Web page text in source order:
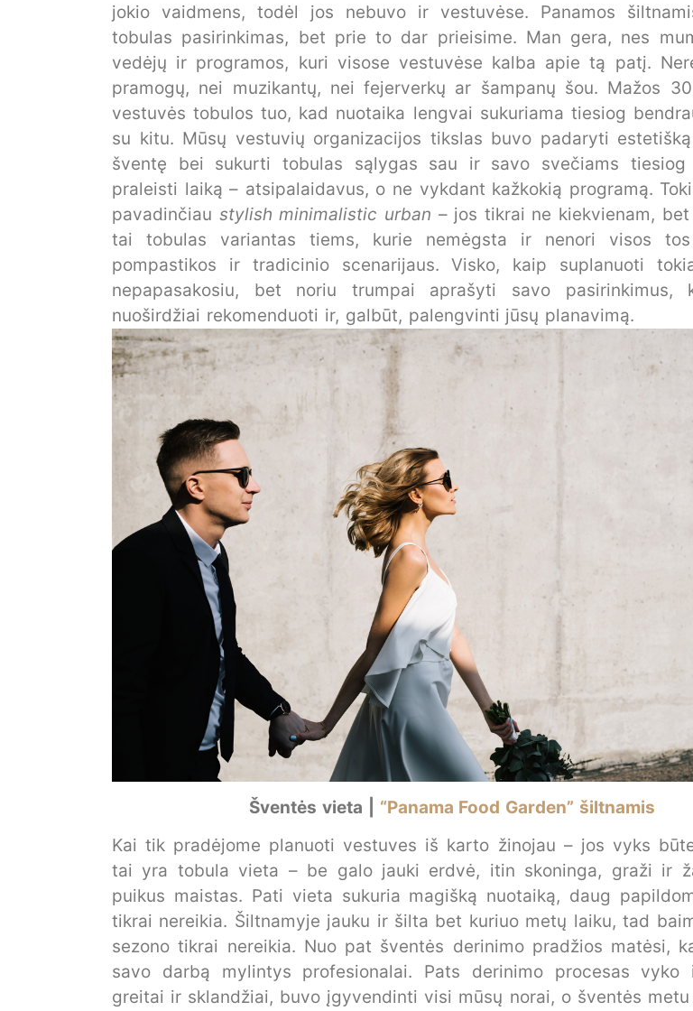
jokio vaidmens, todėl jos nebuvo ir vestuvėse. Panamos
tobulas pasirinkimas, bet prie to dar prieisime. Man gera, nes
vedėjų ir programos, kuri visose vestuvėse kalba apie tą patį.
pramogų, nei muzikantų, nei fejerverkų ar šampanų šou. Mažos
vestuvės tobulos tuo, kad nuotaika lengvai sukuriama tiesiog
su kitu. Mūsų vestuvių organizacijos tikslas buvo padaryti
šventę bei sukurti tobulas sąlygas sau ir savo svečiams
praleisti laiką – atsipalaidavus, o ne vykdant kažkokią programą.
pavadinčiau stylish minimalistic urban – jos tikrai ne kiekvienam, bet
tai tobulas variantas tiems, kurie nemėgsta ir nenori visos tos
pompastikos ir tradicinio scenarijaus. Visko, kaip suplanuoti
nepapasakosiu, bet noriu trumpai aprašyti savo pasirinkimus,
nuoširdžiai rekomenduoti ir, galbūt, palengvinti jūsų planavimą.
Šventės vieta | “Panama Food Garden” šiltnamis
Kai tik pradėjome planuoti vestuves iš karto žinojau – jos vyks
tai yra tobula vieta – be galo jauki erdvė, itin skoninga, graži ir
puikus maistas. Pati vieta sukuria magišką nuotaiką, daug
tikrai nereikia. Šiltnamyje jauku ir šilta bet kuriuo metų laiku, tad
sezono tikrai nereikia. Nuo pat šventės derinimo pradžios matėsi,
savo darbą mylintys profesionalai. Pats derinimo procesas vyko
greitai ir sklandžiai, buvo įgyvendinti visi mūsų norai, o šventės